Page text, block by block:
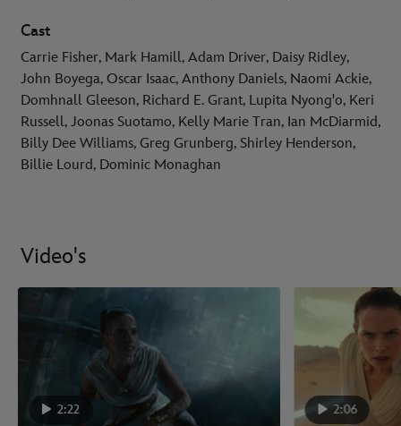
Cast
Carrie Fisher, Mark Hamill, Adam Driver, Daisy Ridley,
John Boyega, Oscar Isaac, Anthony Daniels, Naomi Ackie,
Domhnall Gleeson, Richard E. Grant, Lupita Nyong'o, Keri
Russell, Joonas Suotamo, Kelly Marie Tran, Ian McDiarmid,
Billy Dee Williams, Greg Grunberg, Shirley Henderson,
Billie Lourd, Dominic Monaghan
Video's
2:22 2:06